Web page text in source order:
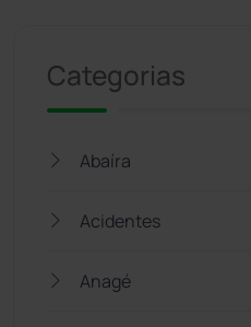
Categorias
Abaíra
Acidentes
Anagé